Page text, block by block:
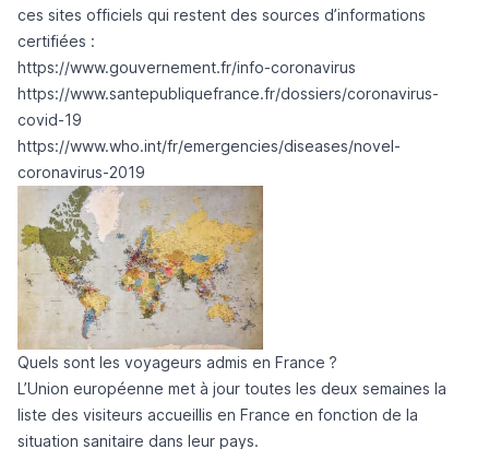
ces sites officiels qui restent des sources d’informations
certifiées :
https://www.gouvernement.fr/info-coronavirus
https://www.santepubliquefrance.fr/dossiers/coronavirus-
covid-19
https://www.who.int/fr/emergencies/diseases/novel-
coronavirus-2019
Quels sont les voyageurs admis en France ?
L’Union européenne met à jour toutes les deux semaines la
liste des visiteurs accueillis en France en fonction de la
situation sanitaire dans leur pays.